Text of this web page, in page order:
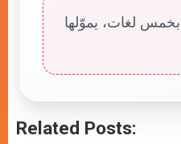
لغات، يموّلها
Related Posts: